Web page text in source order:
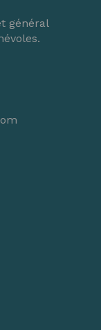
général